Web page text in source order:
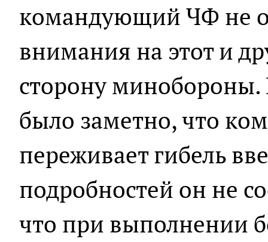
командующий ЧФ не
внимания на этот и
сторону минобороны.
было заметно, что
переживает гибель
подробностей он не
что при выполнении